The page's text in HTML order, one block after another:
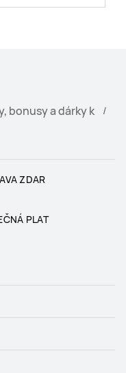
bonusy a dárky k
ZDAR
PLAT